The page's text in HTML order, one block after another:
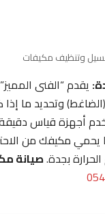
وتنظيف مكيفات
يقدم “الفنى المميز”
وتحديد ما إذا كان
أجهزة قياس دقيقة
يحمي مكيفك من
بجدة.صيانة